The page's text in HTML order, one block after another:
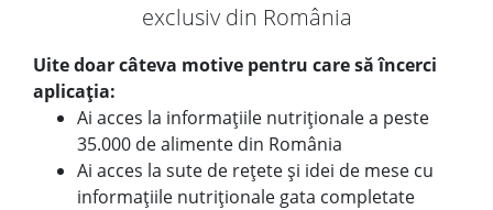
exclusiv din România
Uite doar câteva motive pentru care să încerci
aplicația:
Ai acces la informațiile nutriționale a peste
35.000 de alimente din România
Ai acces la sute de rețete și idei de mese cu
informațiile nutriționale gata completate